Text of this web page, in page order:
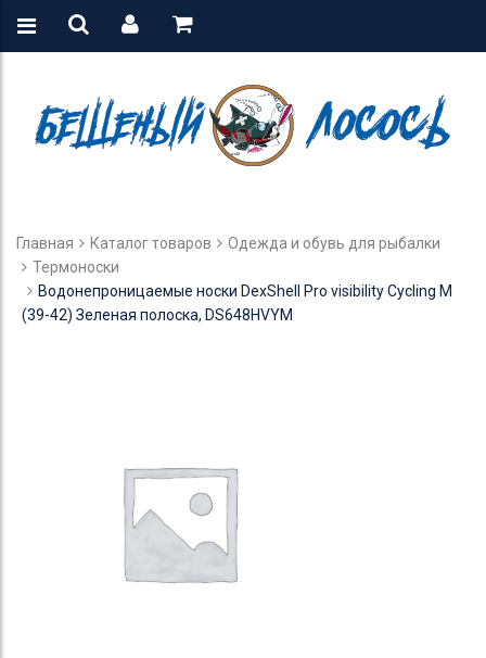
Главная Каталог товаров
Одежда и обувь для рыбалки
Термоноски
Водонепроницаемые носки DexShell Pro visibility Cycling M
(39-42) Зеленая полоска, DS648HVYM